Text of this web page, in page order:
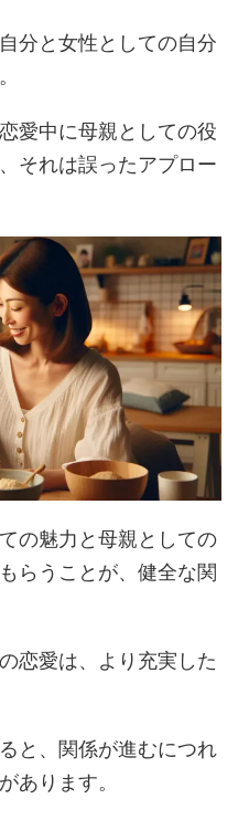
分と女性としての自分
愛中に母親としての役
それは誤ったアプロー
の魅力と母親としての
らうことが、健全な関
恋愛は、より充実した
と、関係が進むにつれ
あります。